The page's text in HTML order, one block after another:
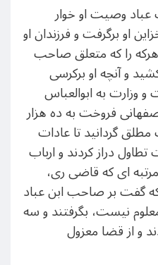
وصیت او خوار
او برگرفت و فرزندان او
هرکه را که متعلق صاحب
و آنچه او برکرسی
وزارت به ابوالعباس
فروخت به ده هزار
گردانید تا عادات
دراز کردند و ارباب
مرتبه ای که قاضی ری،
گفت بر صاحب ابن عباد
نیست، بگرفتند و سه
و از قضا معزول